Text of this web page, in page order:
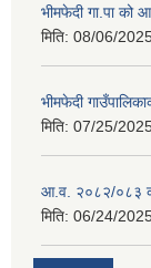
भीमफेदी गा.पा को
मिति: 08/06/
भीमफेदी
मिति: 07/25/
आ.व. २०८२/०८३
मिति: 06/24/